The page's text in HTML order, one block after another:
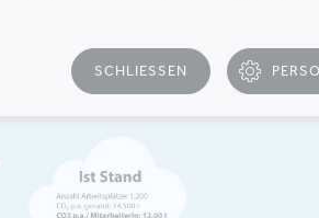
und ökologischen
SCHLIESSEN